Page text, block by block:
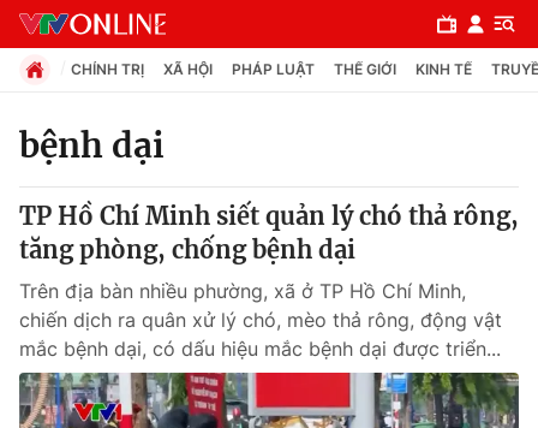
Chuyên mục
Chính trị
Xã hội
Pháp luật
CHÍNH TRỊ XÃ HỘI PHÁP LUẬT THẾ GIỚI KINH TẾ
bệnh dại
TP Hồ Chí Minh siết quản lý chó thả rông,
tăng phòng, chống bệnh dại
Trên địa bàn nhiều phường, xã ở TP Hồ Chí Minh,
chiến dịch ra quân xử lý chó, mèo thả rông, động vật
mắc bệnh dại, có dấu hiệu mắc bệnh dại được triển...